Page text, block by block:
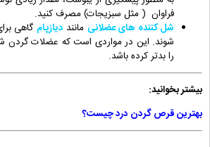
فراوان ( مثل سبزیجات) مصرف کنید.
شل کننده های عضلانی مانند دیازپام گاهی
شوند. این در مواردی است که عضلات گردن
را بدتر کرده باشد.
بیشتر بخوانید:
بهترین قرص گردن درد چیست؟